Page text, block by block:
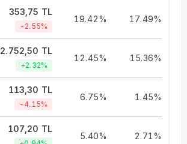
353,75 TL
-2.55%
19.42% 17.49%
2.752,50 TL
+2.32%
12.45% 15.36%
113,30 TL
-4.15%
6.75% 1.45%
107,20 TL
5.40% 2.71%